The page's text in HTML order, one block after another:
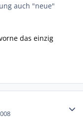
auch "neue"
das einzig